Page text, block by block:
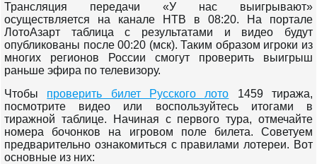
Трансляция передачи «У нас выигрывают»
осуществляется на канале НТВ в 08:20. На портале
ЛотоАзарт таблица с результатами и видео будут
опубликованы после 00:20 (мск). Таким образом игроки из
многих регионов России смогут проверить выигрыш
раньше эфира по телевизору.
Чтобы проверить билет Русского лото 1459 тиража,
посмотрите видео или воспользуйтесь итогами в
тиражной таблице. Начиная с первого тура, отмечайте
номера бочонков на игровом поле билета. Советуем
предварительно ознакомиться с правилами лотереи. Вот
основные из них: